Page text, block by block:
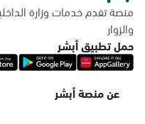
منصة تقدم خدمات وزارة
والزوار
حمل تطبيق أبشر
عن منصة أبشر